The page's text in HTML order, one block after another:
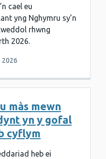
cael eu
yng Nghymru sy’n
rhwng
2026.
2026
màs mewn
yn y gofal
cyflym
heb ei